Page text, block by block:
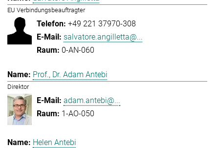
EU Verbindungsbeauftragter
+49 221 37970-308
salvatore.angilletta@...
0-AN-060
Prof., Dr. Adam Antebi
Direktor
adam.antebi@...
1-AO-050
Helen Antebi